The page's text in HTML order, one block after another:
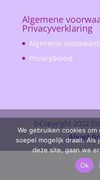
Algemene
Privacyverklaring
Algemene
Privacybeleid
©Copyright 2022
Alvast
We gebruiken cookies
soepel mogelijk draait. Als
deze site, gaan we
Ok